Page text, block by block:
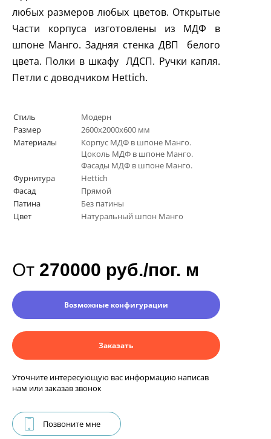
любых размеров любых цветов. Открытые
Части корпуса изготовлены из МДФ в
шпоне Манго. Задняя стенка ДВП белого
цвета. Полки в шкафу ЛДСП. Ручки капля.
Петли с доводчиком Hettich.
Стиль
Модерн
Размер
2600х2000х600 мм
Материалы
Корпус МДФ в шпоне Манго.
Цоколь МДФ в шпоне Манго.
Фасады МДФ в шпоне Манго.
Фурнитура
Hettich
Фасад
Прямой
Патина
Без патины
Цвет
Натуральный шпон Манго
От 270000 руб./пог. м
Возможные конфигурации
Заказать
Уточните интересующую вас информацию написав
нам или заказав звонок
Позвоните мне